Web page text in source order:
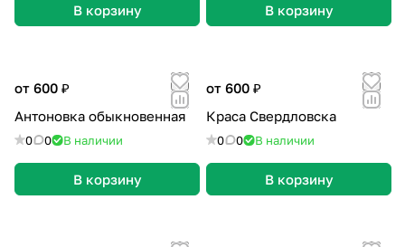
В корзину В корзину
от 600 ₽
Антоновка обыкновенная
0 0 В наличии
В корзину
от 600 ₽
Краса Свердловска
0 0 В наличии
В корзину